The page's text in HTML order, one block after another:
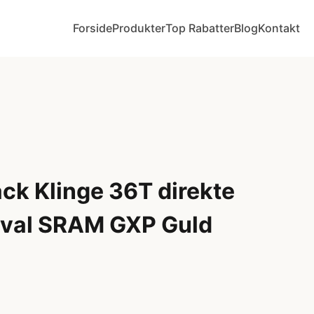
ForsideProdukterTop RabatterBlogKontakt
Klinge 36T direkte
SRAM GXP Guld